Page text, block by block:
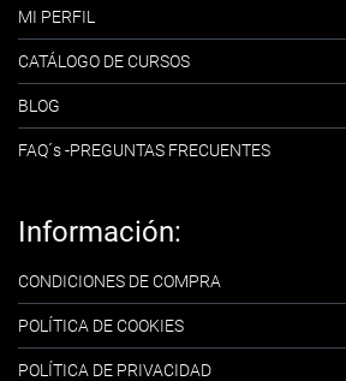
MI PERFIL
CATÁLOGO DE CURSOS
BLOG
FAQ´s -PREGUNTAS FRECUENTES
Información:
CONDICIONES DE COMPRA
POLÍTICA DE COOKIES
POLÍTICA DE PRIVACIDAD